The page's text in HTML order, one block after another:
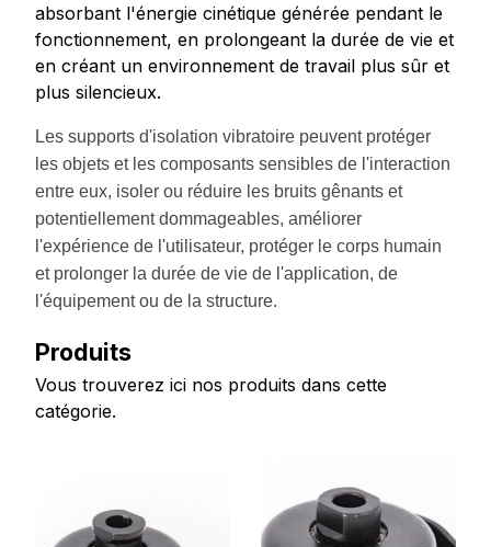
absorbant l'énergie cinétique générée pendant le
fonctionnement, en prolongeant la durée de vie et
en créant un environnement de travail plus sûr et
plus silencieux.
Les supports d'isolation vibratoire peuvent protéger
les objets et les composants sensibles de l'interaction
entre eux, isoler ou réduire les bruits gênants et
potentiellement dommageables, améliorer
l'expérience de l'utilisateur, protéger le corps humain
et prolonger la durée de vie de l'application, de
l'équipement ou de la structure.
Produits
Vous trouverez ici nos produits dans cette
catégorie.